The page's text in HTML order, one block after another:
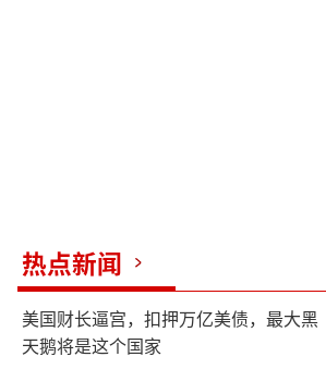
热点新闻
美国财长逼宫，扣押万亿美债，最大黑
天鹅将是这个国家